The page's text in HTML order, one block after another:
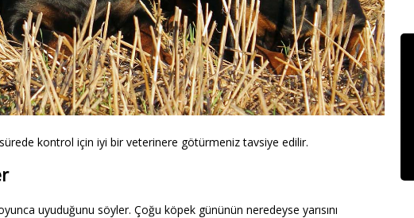
kontrol için iyi bir veterinere götürmeniz tavsiye edilir.
uyuduğunu söyler. Çoğu köpek gününün neredeyse yarısını